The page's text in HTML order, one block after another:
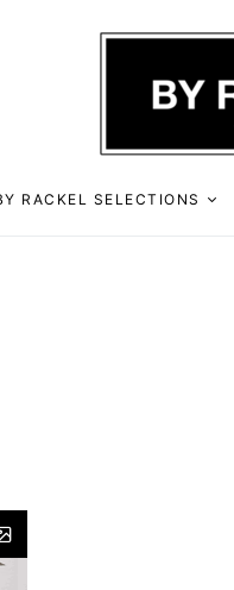
RACKEL SELECTIONS